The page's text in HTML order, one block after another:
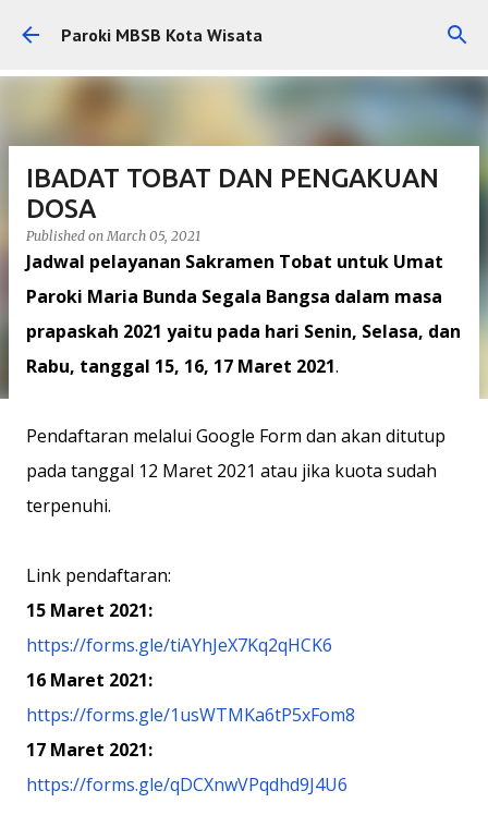
Skip to main content
Paroki MBSB Kota Wisata
IBADAT TOBAT DAN PENGAKUAN
DOSA
Published onMarch 05, 2021
Jadwal pelayanan Sakramen Tobat untuk Umat
Paroki Maria Bunda Segala Bangsa dalam masa
prapaskah 2021 yaitu pada hari Senin, Selasa, dan
Rabu, tanggal 15, 16, 17 Maret 2021.
Pendaftaran melalui Google Form dan akan ditutup
pada tanggal 12 Maret 2021 atau jika kuota sudah
terpenuhi.
Link pendaftaran:
15 Maret 2021:
https://forms.gle/tiAYhJeX7Kq2qHCK6
16 Maret 2021:
https://forms.gle/1usWTMKa6tP5xFom8
17 Maret 2021:
https://forms.gle/qDCXnwVPqdhd9J4U6